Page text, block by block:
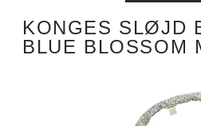
KONGES SLØJD
BLUE BLOSSOM